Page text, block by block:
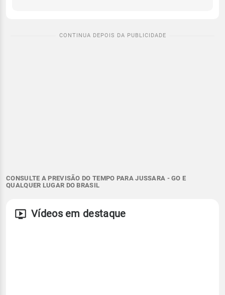
CONSULTE A PREVISÃO DO TEMPO PARA JUSSARA - GO E
QUALQUER LUGAR DO BRASIL
Vídeos em destaque